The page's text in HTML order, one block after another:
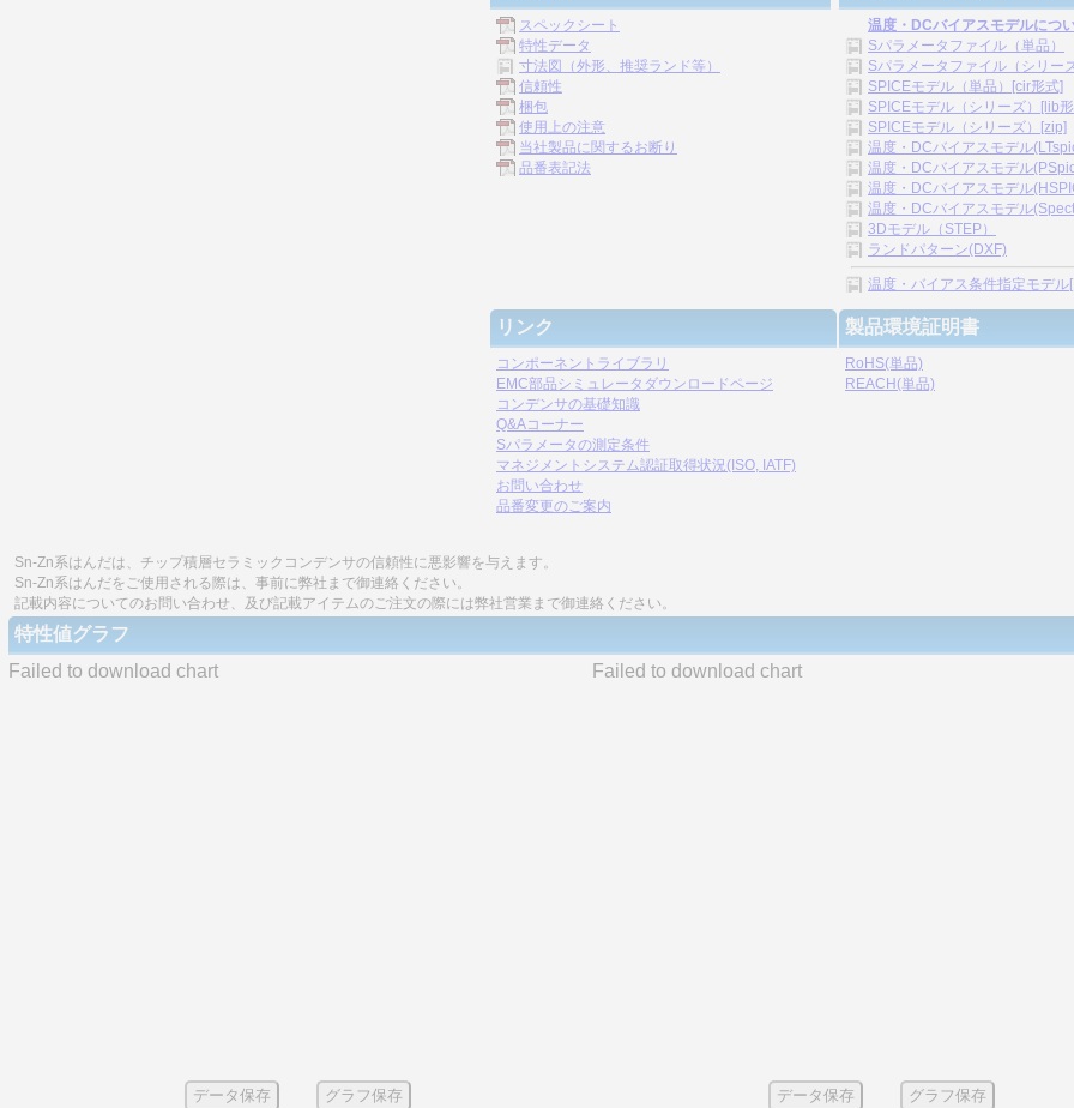
スペックシート
特性データ
寸法図（外形、推奨ランド等）
信頼性
梱包
使用上の注意
当社製品に関するお断り
品番表記法
温度・DCバイアスモデルにつ
Sパラメータファイル（単品）
Sパラメータファイル（シリー
SPICEモデル（単品）[cir形式]
SPICEモデル（シリーズ）[lib
SPICEモデル（シリーズ）[zip]
温度・DCバイアスモデル
温度・DCバイアスモデル
温度・DCバイアスモデル
温度・DCバイアスモデル
3Dモデル（STEP）
ランドパターン(DXF)
温度・バイアス条件指定モデル
リンク
コンポーネントライブラリ
EMC部品シミュレータダウンロードページ
コンデンサの基礎知識
Q&Aコーナー
Sパラメータの測定条件
マネジメントシステム認証取得状況(ISO, IATF)
お問い合わせ
品番変更のご案内
製品環境証明書
RoHS(単品)
REACH(単品)
Sn-Zn系はんだは、チップ積層セラミックコンデンサの信頼性に悪影響を与えます。
Sn-Zn系はんだをご使用される際は、事前に弊社まで御連絡ください。
記載内容についてのお問い合わせ、及び記載アイテムのご注文の際には弊社営業まで御連絡ください。
特性値グラフ
Failed to download chart
データ保存 グラフ保存
Failed to download chart
データ保存 グラフ保存